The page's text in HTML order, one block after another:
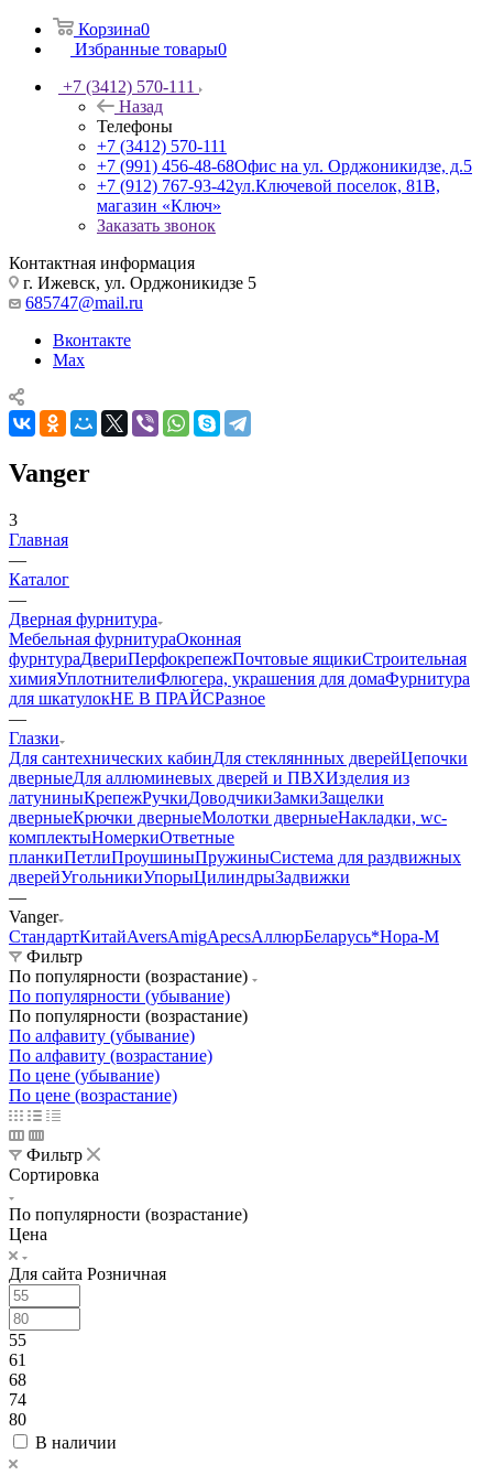
Корзина0
Избранные товары0
+7 (3412) 570-111
Назад
Телефоны
+7 (3412) 570-111
+7 (991) 456-48-68Офис на ул. Орджоникидзе, д.5
+7 (912) 767-93-42ул.Ключевой поселок, 81В,
магазин «Ключ»
Заказать звонок
Контактная информация
г. Ижевск, ул. Орджоникидзе 5
685747@mail.ru
Вконтакте
Max
Vanger
3
Главная
—
Каталог
—
Дверная фурнитура
Мебельная фурнитураОконная
фурнтураДвериПерфокрепежПочтовые ящикиСтроительная
химияУплотнителиФлюгера, украшения для домаФурнитура
для шкатулокНЕ В ПРАЙСРазное
—
Глазки
Для сантехнических кабинДля стекляннных дверейЦепочки
дверныеДля аллюминевых дверей и ПВХИзделия из
латуниныКрепежРучкиДоводчикиЗамкиЗащелки
дверныеКрючки дверныеМолотки дверныеНакладки, wc-
комплектыНомеркиОтветные
планкиПетлиПроушиныПружиныСистема для раздвижных
дверейУгольникиУпорыЦилиндрыЗадвижки
—
Vanger
СтандартКитайAversAmigApecsАллюрБеларусь*Нора-М
Фильтр
По популярности (возрастание)
По популярности (убывание)
По популярности (возрастание)
По алфавиту (убывание)
По алфавиту (возрастание)
По цене (убывание)
По цене (возрастание)
Фильтр
Сортировка
По популярности (возрастание)
Цена
Для сайта Розничная
55
61
68
74
80
В наличии